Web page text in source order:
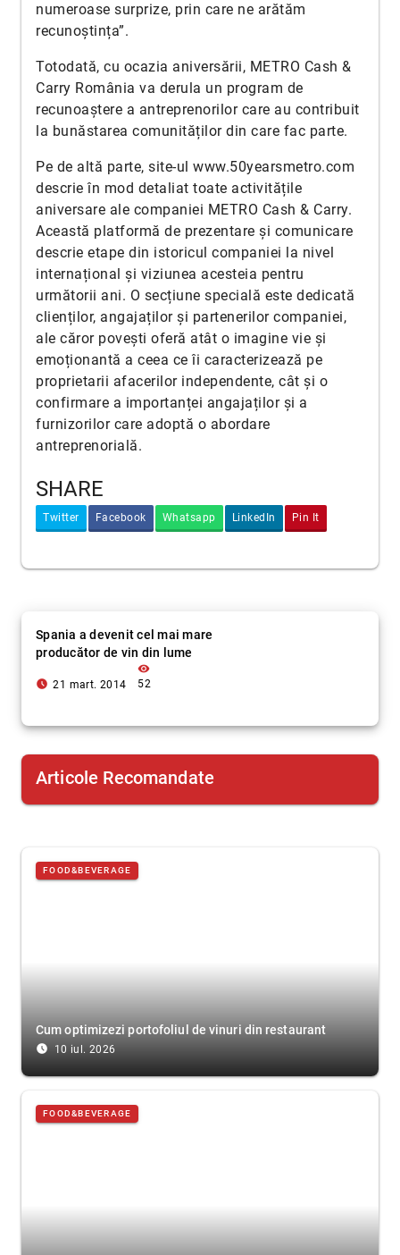
numeroase surprize, prin care ne arătăm
recunoștința”.
Totodată, cu ocazia aniversării, METRO Cash &
Carry România va derula un program de
recunoaștere a antreprenorilor care au contribuit
la bunăstarea comunităților din care fac parte.
Pe de altă parte, site-ul www.50yearsmetro.com
descrie în mod detaliat toate activitățile
aniversare ale companiei METRO Cash & Carry.
Această platformă de prezentare și comunicare
descrie etape din istoricul companiei la nivel
internațional și viziunea acesteia pentru
următorii ani. O secțiune specială este dedicată
clienților, angajaților și partenerilor companiei,
ale căror povești oferă atât o imagine vie și
emoționantă a ceea ce îi caracterizează pe
proprietarii afacerilor independente, cât și o
confirmare a importanței angajaților și a
furnizorilor care adoptă o abordare
antreprenorială.
SHARE
Twitter Facebook Whatsapp LinkedIn Pin It
Spania a devenit cel mai mare
producător de vin din lume
access_time_filled 21 mart. 2014
visibility
52
Articole Recomandate
FOOD&BEVERAGE
Cum optimizezi portofoliul de vinuri din restaurant
access_time_filled 10 iul. 2026
FOOD&BEVERAGE